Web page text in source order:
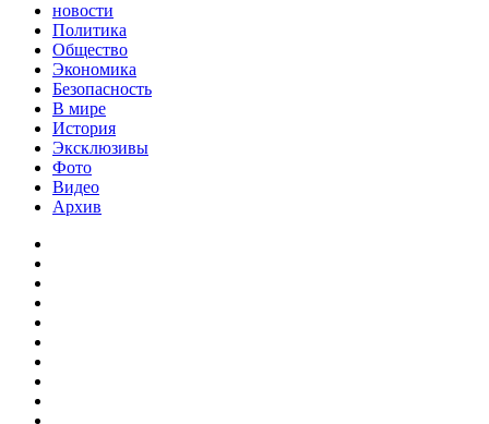
новости
Политика
Общество
Экономика
Безопасность
В мире
История
Эксклюзивы
Фото
Видео
Архив